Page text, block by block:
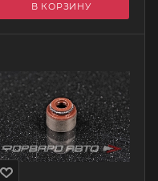
В КОРЗИНУ